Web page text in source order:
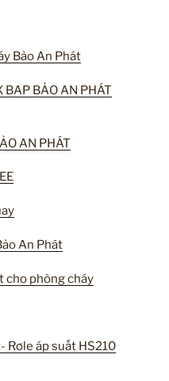
Bảo An Phát
BAP BẢO AN PHÁT
AN PHÁT
An Phát
cho phòng cháy
Rơle áp suất HS210